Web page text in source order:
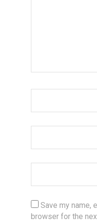
Save my name,
browser for the